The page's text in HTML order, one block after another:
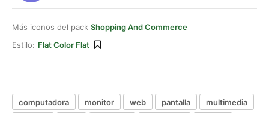
Más iconos del pack Shopping And Commerce
Estilo: Flat Color Flat
computadora monitor web pantalla
multimedia